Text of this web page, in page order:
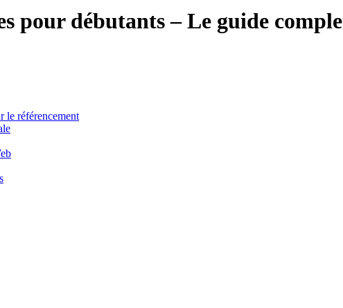
pour débutants – Le guide
le référencement